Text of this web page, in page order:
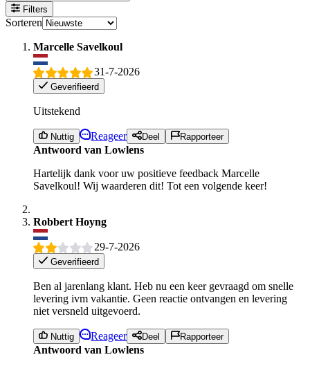
Filters
Sorteren
Marcelle Savelkoul
31-7-2026
Geverifieerd
Uitstekend
Nuttig Reageer Deel Rapporteer
Antwoord van Lowlens
Hartelijk dank voor uw positieve feedback Marcelle
Savelkoul! Wij waarderen dit! Tot een volgende keer!
Robbert Hoyng
29-7-2026
Geverifieerd
Ben al jarenlang klant. Heb nu een keer gevraagd om snelle
levering ivm vakantie. Geen reactie ontvangen en levering
niet versneld uitgevoerd.
Nuttig Reageer Deel Rapporteer
Antwoord van Lowlens